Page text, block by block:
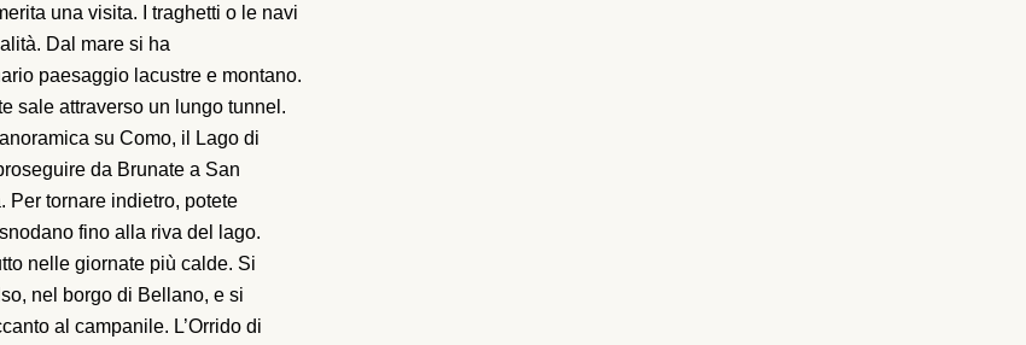
una visita. I traghetti o le navi
Dal mare si ha
paesaggio lacustre e montano.
sale attraverso un lungo tunnel.
su Como, il Lago di
da Brunate a San
Per tornare indietro, potete
fino alla riva del lago.
nelle giornate più calde. Si
nel borgo di Bellano, e si
al campanile. L’Orrido di